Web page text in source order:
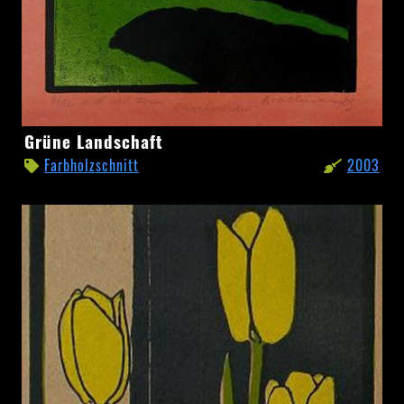
Grüne
Landschaft
Grüne Landschaft
Farbholzschnitt 2003